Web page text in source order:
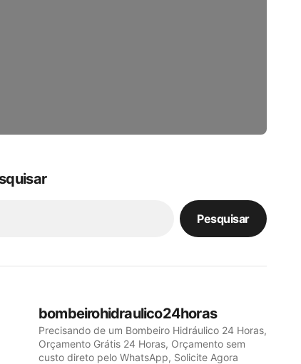
Pesquisar
bombeirohidraulico24horas
Precisando de um Bombeiro Hidráulico 24 Horas,
Orçamento Grátis 24 Horas, Orçamento sem
custo direto pelo WhatsApp, Solicite Agora